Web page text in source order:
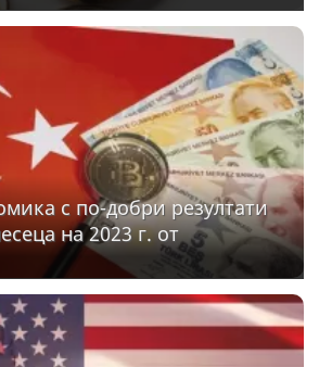
с по-добри резултати
на 2023 г. от